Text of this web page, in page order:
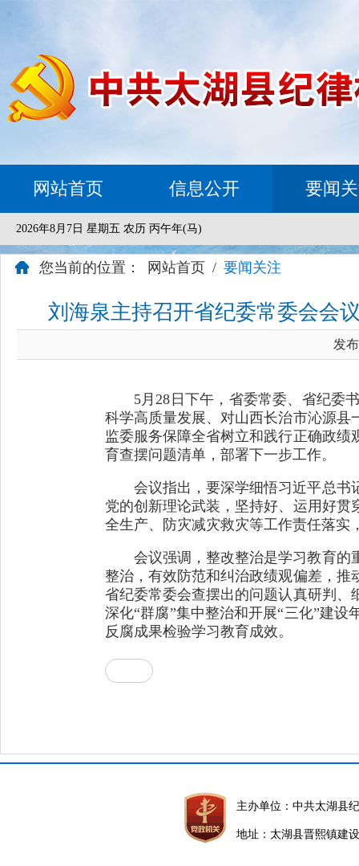
网站首页 信息公开 要闻
2026年8月7日 星期五 农历 丙午年(马)
您当前的位置： 网站首页 / 要闻关注
刘海泉主持召开省纪委常委会会
发
5月28日下午，省委常委、省纪委
科学高质量发展、对山西长治市沁源
监委服务保障全省树立和践行正确政
育查摆问题清单，部署下一步工作。
会议指出，要深学细悟习近平总书
党的创新理论武装，坚持好、运用好
全生产、防灾减灾救灾等工作责任落实
会议强调，整改整治是学习教育的
整治，有效防范和纠治政绩观偏差，
省纪委常委会查摆出的问题认真研判
深化“群腐”集中整治和开展“三化”建
反腐成果检验学习教育成效。
主办单位：中共太湖县
地址：太湖县晋熙镇建